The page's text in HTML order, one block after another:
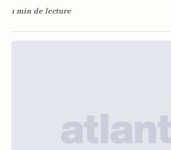
1 min de lecture